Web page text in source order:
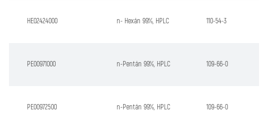
HE02424000 n- Hexán 99%, HPLC 110-54-3
PE00971000 n-Pentán 99%, HPLC 109-66-0
PE00972500 n-Pentán 99%, HPLC 109-66-0